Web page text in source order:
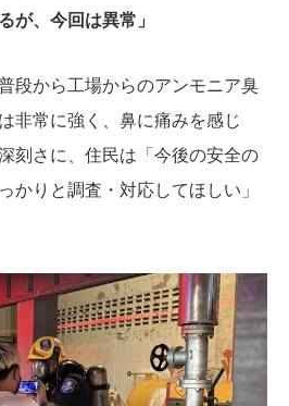
が、今回は異常」
段から工場からのアンモニア臭
非常に強く、鼻に痛みを感じ
刻さに、住民は「今後の安全の
かりと調査・対応してほしい」